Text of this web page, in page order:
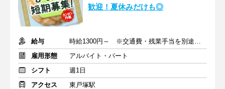
歓迎！夏休みだけも◎
給与
時給1300円～ ※交通費・残業手当を別途支給
雇用形態
アルバイト・パート
シフト
週1日
アクセス
東戸塚駅